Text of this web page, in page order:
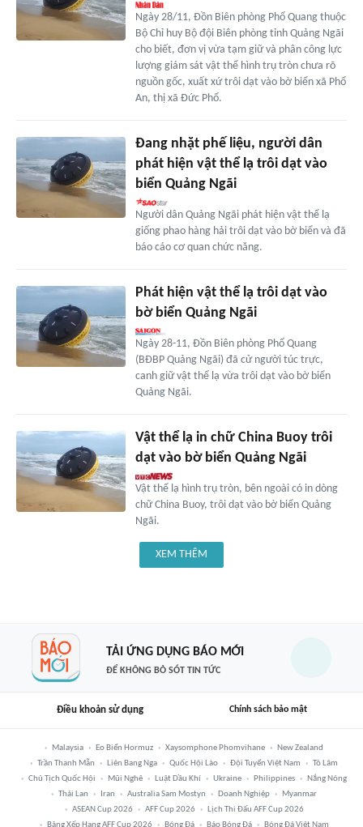
Ngày 28/11, Đồn Biên phòng Phổ Quang thuộc
Bộ Chỉ huy Bộ đội Biên phòng tỉnh Quảng Ngãi
cho biết, đơn vị vừa tạm giữ và phân công lực
lượng giám sát vật thể hình trụ tròn chưa rõ
nguồn gốc, xuất xứ trôi dạt vào bờ biển xã Phổ
An, thị xã Đức Phổ.
Đang nhặt phế liệu, người dân
phát hiện vật thể lạ trôi dạt vào
biển Quảng Ngãi
Người dân Quảng Ngãi phát hiện vật thể lạ
giống phao hàng hải trôi dạt vào bờ biển và đã
báo cáo cơ quan chức năng.
Phát hiện vật thể lạ trôi dạt vào
bờ biển Quảng Ngãi
Ngày 28-11, Đồn Biên phòng Phổ Quang
(BĐBP Quảng Ngãi) đã cử người túc trực,
canh giữ vật thể lạ vừa trôi dạt vào bờ biển
Quảng Ngãi.
Vật thể lạ in chữ China Buoy trôi
dạt vào bờ biển Quảng Ngãi
Vật thể lạ hình trụ tròn, bên ngoài có in dòng
chữ China Buoy, trôi dạt vào bờ biển Quảng
Ngãi.
XEM THÊM
TẢI ỨNG DỤNG BÁO MỚI
ĐỂ KHÔNG BỎ SÓT TIN TỨC
Điều khoản sử dụng Chính sách bảo mật
Malaysia Eo Biển Hormuz Xaysomphone Phomvihane
New Zealand
Trần Thanh Mẫn
Liên Bang Nga Quốc Hội Lào Đội Tuyển Việt Nam
Tô Lâm
Chủ Tịch Quốc Hội
Mũi Nghê Luật Dầu Khí Ukraine Philippines
Nắng Nóng
Thái Lan
Iran Australia Sam Mostyn Doanh Nghiệp
Myanmar
ASEAN Cup 2026
AFF Cup 2026
Lịch Thi Đấu AFF Cup 2026
Bảng Xếp Hạng AFF Cup 2026
Bóng Đá Báo Bóng Đá Bóng Đá Việt Nam